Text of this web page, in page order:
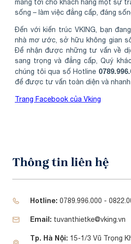
mang tới cho khách hàng một sự
sống – làm việc đẳng cấp, đáng
Đến với kiến trúc VKING, bạn
nhà mơ ước, sở hữu không gian
Để nhận được những tư vấn về
sang trọng và đẳng cấp, Quý
chúng tôi qua số Hotline
để được tư vấn toàn diện và
Trang Facebook của Vking
Thông tin liên hệ
Hotline: 0789.996.000 -
Email: tuvanthietke@vking.vn
Tp. Hà Nội: 15-1/3 Vũ Trọng